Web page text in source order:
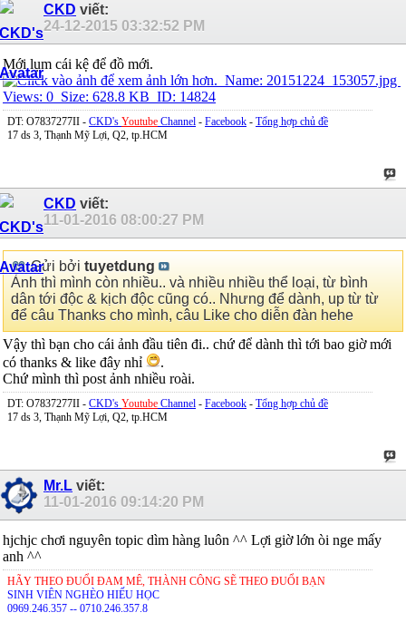
CKD viết:
24-12-2015 03:32:52 PM
Mới lụm cái kệ để đồ mới.
DT: O7837277II - CKD's Youtube Channel - Facebook - Tổng hợp chủ đề
17 ds 3, Thạnh Mỹ Lợi, Q2, tp.HCM
CKD viết:
11-01-2016 08:00:27 PM
Gửi bởi tuyetdung
Ảnh thì mình còn nhiều.. và nhiều nhiều thể loại, từ bình
dân tới độc & kịch độc cũng có.. Nhưng để dành, up từ từ
để câu Thanks cho mình, câu Like cho diễn đàn hehe
Vậy thì bạn cho cái ảnh đầu tiên đi.. chứ để dành thì tới bao giờ mới
có thanks & like đây nhỉ
.
Chứ mình thì post ảnh nhiều roài.
DT: O7837277II - CKD's Youtube Channel - Facebook - Tổng hợp chủ đề
17 ds 3, Thạnh Mỹ Lợi, Q2, tp.HCM
Mr.L viết:
11-01-2016 09:14:20 PM
hjchjc chơi nguyên topic dìm hàng luôn ^^ Lợi giờ lớn òi nge mấy
anh ^^
HÃY THEO ĐUỔI ĐAM MÊ, THÀNH CÔNG SẼ THEO ĐUỔI BẠN
SINH VIÊN NGHÈO HIẾU HỌC
0969.246.357 -- 0710.246.357.8